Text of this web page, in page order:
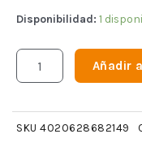
Disponibilidad: 1
Añadir
SKU 4020628682149